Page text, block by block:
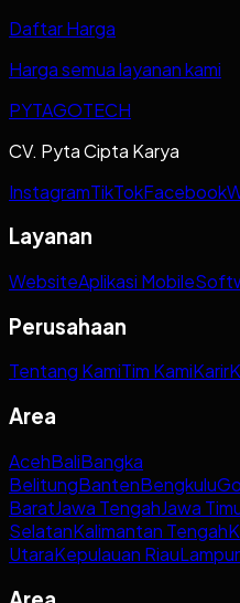
Daftar Harga
Harga semua layanan kami
PYTAGOTECH
CV. Pyta Cipta Karya
InstagramTikTokFacebook
Layanan
WebsiteAplikasi Mobile
Perusahaan
Tentang KamiTim KamiKarir
Area
AcehBaliBangka
BelitungBantenBengkulu
BaratJawa TengahJawa
SelatanKalimantan Tengah
UtaraKepulauan Riau